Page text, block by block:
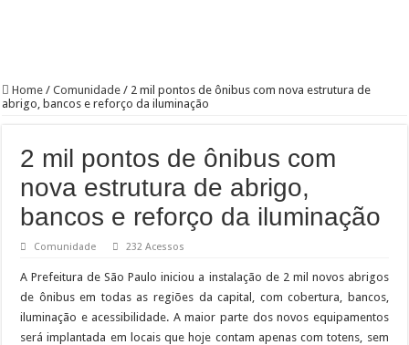
Home / Comunidade / 2 mil pontos de ônibus com nova estrutura de
abrigo, bancos e reforço da iluminação
2 mil pontos de ônibus com
nova estrutura de abrigo,
bancos e reforço da iluminação
Comunidade 232 Acessos
A Prefeitura de São Paulo iniciou a instalação de 2 mil novos abrigos
de ônibus em todas as regiões da capital, com cobertura, bancos,
iluminação e acessibilidade. A maior parte dos novos equipamentos
será implantada em locais que hoje contam apenas com totens, sem